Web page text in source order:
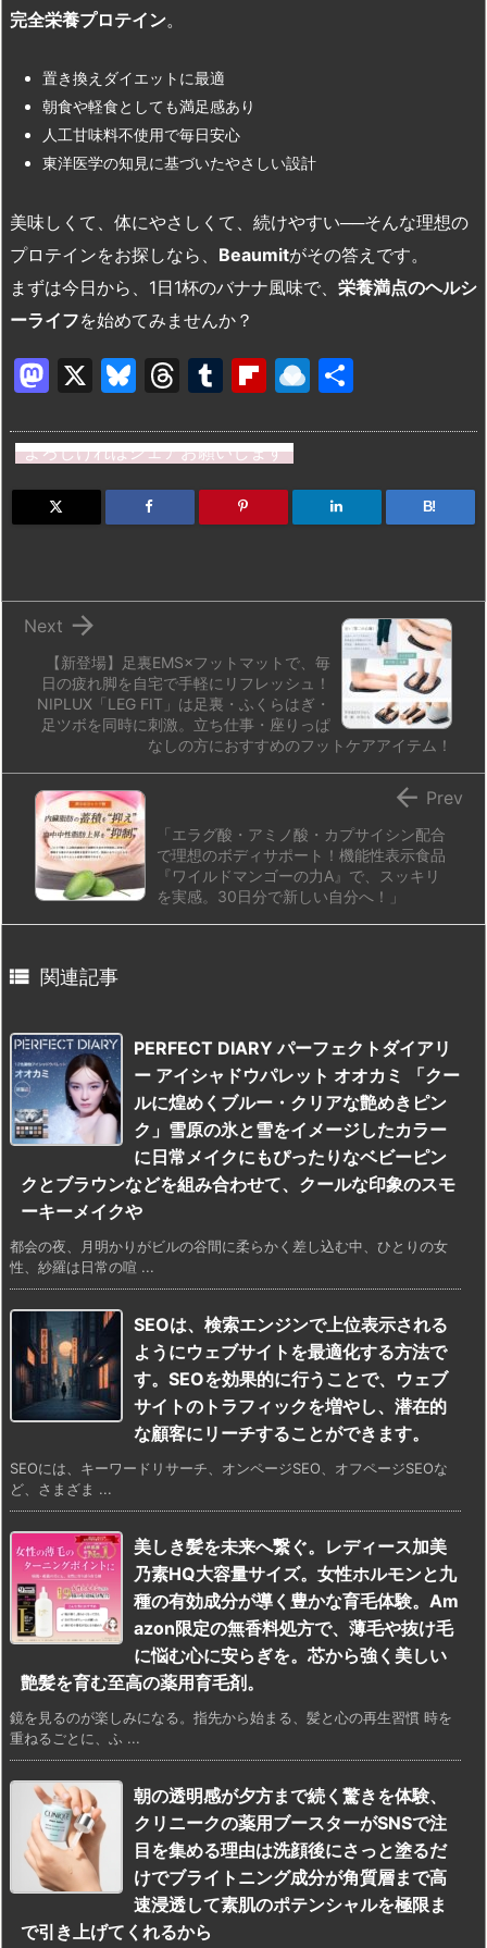
完全栄養プロテイン。
置き換えダイエットに最適
朝食や軽食としても満足感あり
人工甘味料不使用で毎日安心
東洋医学の知見に基づいたやさしい設計
美味しくて、体にやさしくて、続けやすい──そんな理想の
プロテインをお探しなら、 Beaumitがその答えです。
まずは今日から、1日1杯のバナナ風味で、 栄養満点のヘルシ
ーライフを始めてみませんか？
M
st
o
d
X
Bl
e
s
k
T
e
a
d
T
m
bl
r
Fl
b
o
ar
R
n
dr
o
よろしければシェアお願いします
B!
【新登場】足裏EMS×フットマットで、毎
日の疲れ脚を自宅で手軽にリフレッシュ！
NIPLUX「LEG FIT」は足裏・ふくらはぎ・
足ツボを同時に刺激。立ち仕事・座りっぱ
なしの方におすすめのフットケアアイテム！

Next
「エラグ酸・アミノ酸・カプサイシン配合
で理想のボディサポート！機能性表示食品
『ワイルドマンゴーの力A』で、スッキリ
を実感。30日分で新しい自分へ！」
 Prev
 関連記事
PERFECT DIARY パーフェクトダイアリ
ー アイシャドウパレット オオカミ 「クー
ルに煌めくブルー・クリアな艶めきピン
ク」雪原の氷と雪をイメージしたカラー
に日常メイクにもぴったりなベビーピン
クとブラウンなどを組み合わせて、クールな印象のスモ
ーキーメイクや
都会の夜、月明かりがビルの谷間に柔らかく差し込む中、ひとりの女
性、紗羅は日常の喧 ...
SEOは、検索エンジンで上位表示される
ようにウェブサイトを最適化する方法で
す。SEOを効果的に行うことで、ウェブ
サイトのトラフィックを増やし、潜在的
な顧客にリーチすることができます。
SEOには、キーワードリサーチ、オンページSEO、オフページSEOな
ど、さまざま ...
美しき髪を未来へ繋ぐ。レディース加美
乃素HQ大容量サイズ。女性ホルモンと九
種の有効成分が導く豊かな育毛体験。Am
azon限定の無香料処方で、薄毛や抜け毛
に悩む心に安らぎを。芯から強く美しい
艶髪を育む至高の薬用育毛剤。
鏡を見るのが楽しみになる。指先から始まる、髪と心の再生習慣 時を
重ねるごとに、ふ ...
朝の透明感が夕方まで続く驚きを体験、
クリニークの薬用ブースターがSNSで注
目を集める理由は洗顔後にさっと塗るだ
けでブライトニング成分が角質層まで高
速浸透して素肌のポテンシャルを極限ま
で引き上げてくれるから